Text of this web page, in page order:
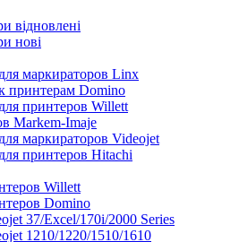
етикетки
відновлені
нові
маркираторов Linx
принтерам Domino
принтеров Willett
Markem-Imaje
маркираторов Videojet
принтеров Hitachi
Willett
Domino
37/Excel/170i/2000 Series
1210/1220/1510/1610